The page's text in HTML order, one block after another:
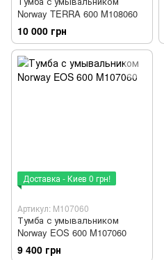
Norway TERRA 600 M108060
10 000 грн
Доставка - Киев 0 грн!
Артикул: M107060
Тумба с умывальником
Norway EOS 600 M107060
9 400 грн